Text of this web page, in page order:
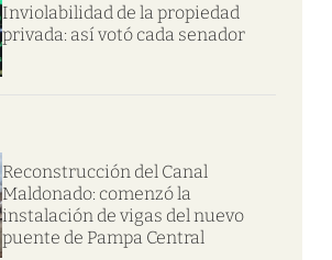
Inviolabilidad de la propiedad
privada: así votó cada senador
Reconstrucción del Canal
Maldonado: comenzó la
instalación de vigas del nuevo
puente de Pampa Central